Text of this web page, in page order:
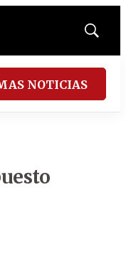
Mostrar
NOTICIAS